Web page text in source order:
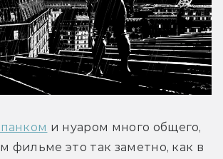
и нуаром много общего,
фильме это так заметно, как в